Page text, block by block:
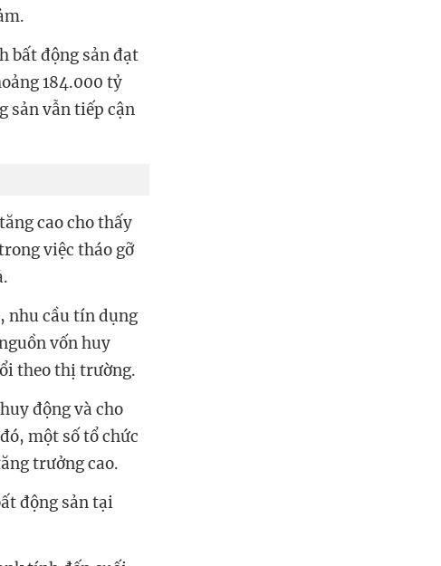
bất động sản đạt
184.000 tỷ
sản vẫn tiếp cận
cao cho thấy
việc tháo gỡ
nhu cầu tín dụng
vốn huy
theo thị trường.
động và cho
một số tổ chức
trưởng cao.
động sản tại